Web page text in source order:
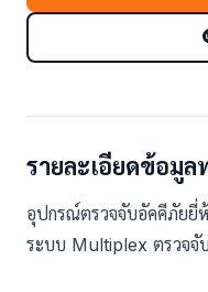
รายละเอียดข้อมู
อุปกรณ์ตรวจจับอัคคีภัย
ระบบ Multiplex ตรวจจั